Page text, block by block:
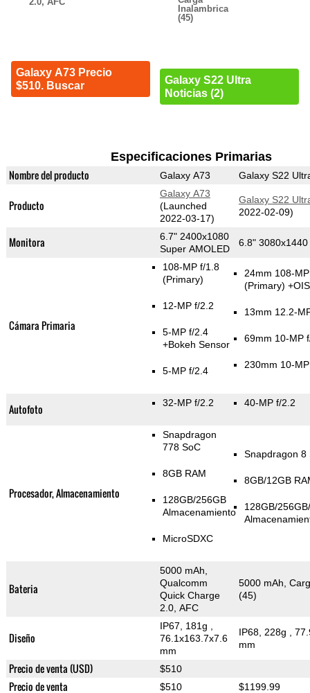
Galaxy A73 Precio
$510. Buscar
Inalambrica
(45)
Galaxy S22 Ultra
Noticias (2)
Especificaciones Primarias
Nombre del producto Galaxy A73 Galaxy S22
Producto
Galaxy A73
(Launched
2022-03-17)
Galaxy S22
2022-02-09)
Monitora
6.7" 2400x1080
Super AMOLED
6.8" 3080x1440
Cámara Primaria
108-MP f/1.8
(Primary)
12-MP f/2.2
5-MP f/2.4
+Bokeh Sensor
5-MP f/2.4
24mm 108-
(Primary) +OIS
13mm 12.2-
69mm 10-MP
230mm 10-
Autofoto 32-MP f/2.2 40-MP f/2.2
Procesador, Almacenamiento
Snapdragon
778 SoC
8GB RAM
128GB/256GB
Almacenamiento
MicroSDXC
Snapdragon 8
8GB/12GB
128GB/
Bateria
5000 mAh,
Qualcomm
Quick Charge
2.0, AFC
5000 mAh,
(45)
Diseño
IP67, 181g
76.1x163.7x7.6
mm
IP68, 228g
,
mm
Precio de venta (USD) $510
Precio de venta $510 $1199.99